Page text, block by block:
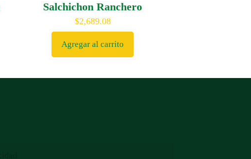
Salchichon Ranchero
$2,689.08
Agregar al carrito